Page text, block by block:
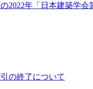
2022年「日本建築学会
の終了について